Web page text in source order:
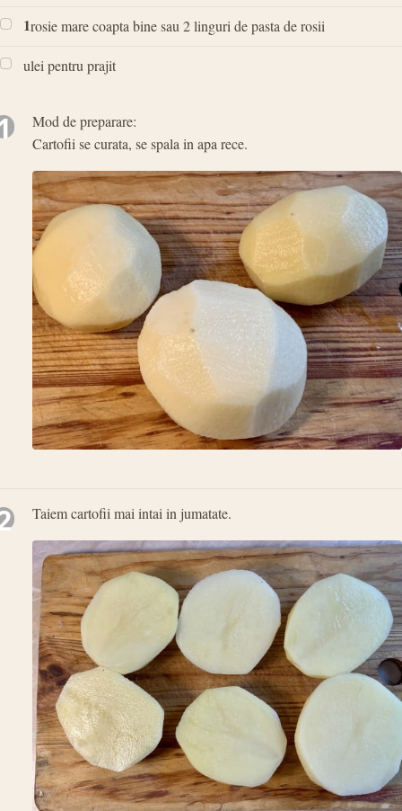
1rosie mare coapta bine sau 2 linguri de pasta de rosii
ulei pentru prajit
Mod de preparare:
Cartofii se curata, se spala in apa rece.
Taiem cartofii mai intai in jumatate.